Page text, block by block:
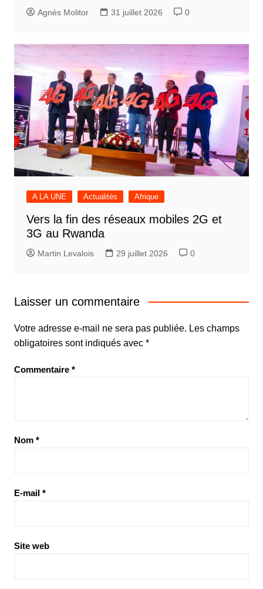
Agnès Molitor 31 juillet 2026 0
A LA UNE Actualités Afrique
Vers la fin des réseaux mobiles 2G et
3G au Rwanda
Martin Levalois 29 juillet 2026 0
Laisser un commentaire
Votre adresse e-mail ne sera pas publiée. Les champs
obligatoires sont indiqués avec *
Commentaire *
Nom *
E-mail *
Site web